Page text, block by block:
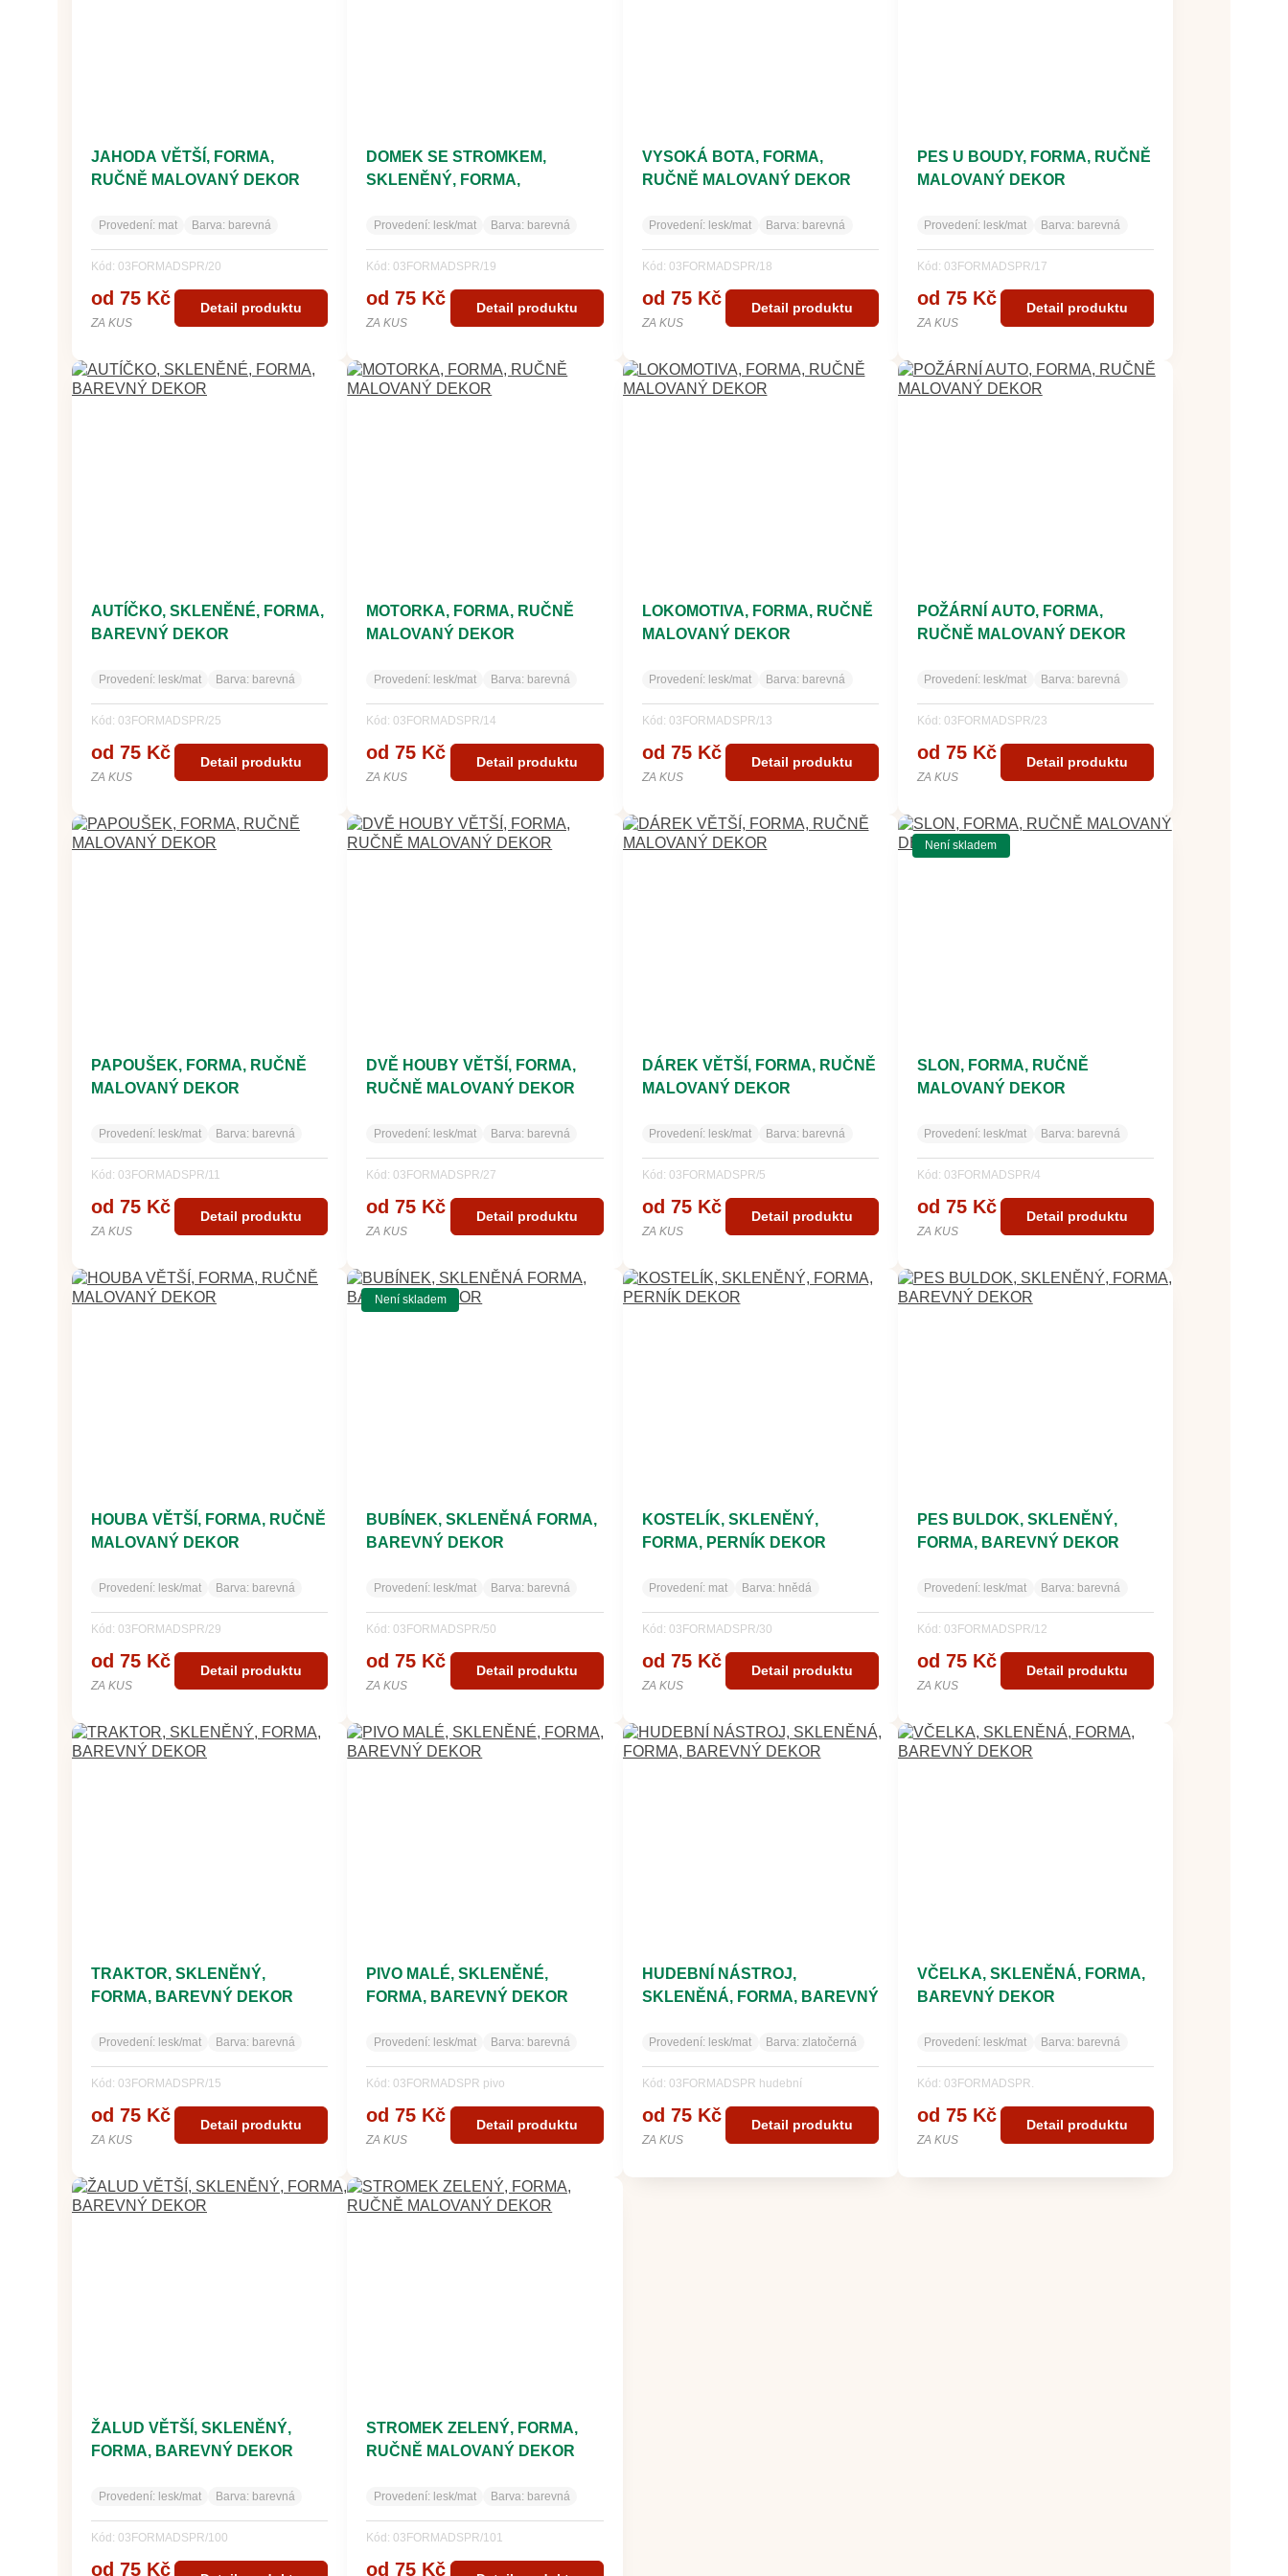
JAHODA VĚTŠÍ, FORMA,
RUČNĚ MALOVANÝ DEKOR
Provedení: mat Barva: barevná
Kód: 03FORMADSPR/20
od 75 Kč
ZA KUS
Detail produktu
DOMEK SE STROMKEM,
SKLENĚNÝ, FORMA,
Provedení: lesk/mat Barva: barevná
Kód: 03FORMADSPR/19
od 75 Kč
ZA KUS
Detail produktu
VYSOKÁ BOTA, FORMA,
RUČNĚ MALOVANÝ DEKOR
Provedení: lesk/mat Barva: barevná
Kód: 03FORMADSPR/18
od 75 Kč
ZA KUS
Detail produktu
PES U BOUDY, FORMA, RUČNĚ
MALOVANÝ DEKOR
Provedení: lesk/mat Barva: barevná
Kód: 03FORMADSPR/17
od 75 Kč
ZA KUS
Detail produktu
AUTÍČKO, SKLENĚNÉ, FORMA,
BAREVNÝ DEKOR
Provedení: lesk/mat Barva: barevná
Kód: 03FORMADSPR/25
od 75 Kč
ZA KUS
Detail produktu
MOTORKA, FORMA, RUČNĚ
MALOVANÝ DEKOR
Provedení: lesk/mat Barva: barevná
Kód: 03FORMADSPR/14
od 75 Kč
ZA KUS
Detail produktu
LOKOMOTIVA, FORMA, RUČNĚ
MALOVANÝ DEKOR
Provedení: lesk/mat Barva: barevná
Kód: 03FORMADSPR/13
od 75 Kč
ZA KUS
Detail produktu
POŽÁRNÍ AUTO, FORMA,
RUČNĚ MALOVANÝ DEKOR
Provedení: lesk/mat Barva: barevná
Kód: 03FORMADSPR/23
od 75 Kč
ZA KUS
Detail produktu
PAPOUŠEK, FORMA, RUČNĚ
MALOVANÝ DEKOR
Provedení: lesk/mat Barva: barevná
Kód: 03FORMADSPR/11
od 75 Kč
ZA KUS
Detail produktu
DVĚ HOUBY VĚTŠÍ, FORMA,
RUČNĚ MALOVANÝ DEKOR
Provedení: lesk/mat Barva: barevná
Kód: 03FORMADSPR/27
od 75 Kč
ZA KUS
Detail produktu
DÁREK VĚTŠÍ, FORMA, RUČNĚ
MALOVANÝ DEKOR
Provedení: lesk/mat Barva: barevná
Kód: 03FORMADSPR/5
od 75 Kč
ZA KUS
Detail produktu
Není skladem
SLON, FORMA, RUČNĚ
MALOVANÝ DEKOR
Provedení: lesk/mat Barva: barevná
Kód: 03FORMADSPR/4
od 75 Kč
ZA KUS
Detail produktu
HOUBA VĚTŠÍ, FORMA, RUČNĚ
MALOVANÝ DEKOR
Provedení: lesk/mat Barva: barevná
Kód: 03FORMADSPR/29
od 75 Kč
ZA KUS
Detail produktu
Není skladem
BUBÍNEK, SKLENĚNÁ FORMA,
BAREVNÝ DEKOR
Provedení: lesk/mat Barva: barevná
Kód: 03FORMADSPR/50
od 75 Kč
ZA KUS
Detail produktu
KOSTELÍK, SKLENĚNÝ,
FORMA, PERNÍK DEKOR
Provedení: mat Barva: hnědá
Kód: 03FORMADSPR/30
od 75 Kč
ZA KUS
Detail produktu
PES BULDOK, SKLENĚNÝ,
FORMA, BAREVNÝ DEKOR
Provedení: lesk/mat Barva: barevná
Kód: 03FORMADSPR/12
od 75 Kč
ZA KUS
Detail produktu
TRAKTOR, SKLENĚNÝ,
FORMA, BAREVNÝ DEKOR
Provedení: lesk/mat Barva: barevná
Kód: 03FORMADSPR/15
od 75 Kč
ZA KUS
Detail produktu
PIVO MALÉ, SKLENĚNÉ,
FORMA, BAREVNÝ DEKOR
Provedení: lesk/mat Barva: barevná
Kód: 03FORMADSPR pivo
od 75 Kč
ZA KUS
Detail produktu
HUDEBNÍ NÁSTROJ,
SKLENĚNÁ, FORMA, BAREVNÝ
Provedení: lesk/mat Barva: zlatočerná
Kód: 03FORMADSPR hudební
od 75 Kč
ZA KUS
Detail produktu
VČELKA, SKLENĚNÁ, FORMA,
BAREVNÝ DEKOR
Provedení: lesk/mat Barva: barevná
Kód: 03FORMADSPR.
od 75 Kč
ZA KUS
Detail produktu
ŽALUD VĚTŠÍ, SKLENĚNÝ,
FORMA, BAREVNÝ DEKOR
Provedení: lesk/mat Barva: barevná
Kód: 03FORMADSPR/100
od 75 Kč
STROMEK ZELENÝ, FORMA,
RUČNĚ MALOVANÝ DEKOR
Provedení: lesk/mat Barva: barevná
Kód: 03FORMADSPR/101
od 75 Kč